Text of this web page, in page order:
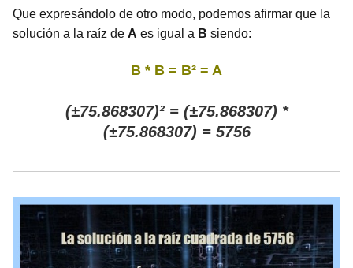
Que expresándolo de otro modo, podemos afirmar que la
solución a la raíz de A es igual a B siendo:
B * B = B² = A
(±75.868307)² = (±75.868307) *
(±75.868307) = 5756